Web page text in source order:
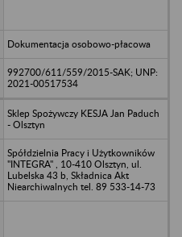
Dokumentacja osobowo-płacowa
992700/611/559/2015-SAK; UNP:
2021-00517534
Sklep Spożywczy KESJA Jan Paduch
- Olsztyn
Spółdzielnia Pracy i Użytkowników
"INTEGRA" , 10-410 Olsztyn, ul.
Lubelska 43 b, Składnica Akt
Niearchiwalnych tel. 89 533-14-73